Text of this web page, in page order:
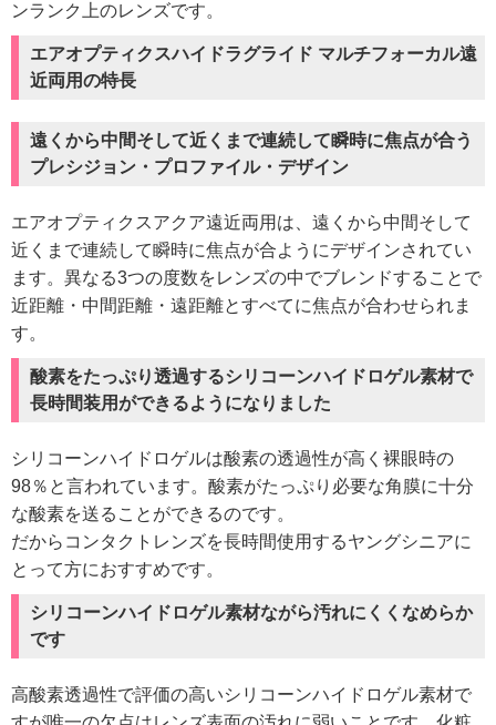
ンランク上のレンズです。
エアオプティクスハイドラグライド マルチフォーカル遠
近両用の特長
遠くから中間そして近くまで連続して瞬時に焦点が合う
プレシジョン・プロファイル・デザイン
エアオプティクスアクア遠近両用は、遠くから中間そして
近くまで連続して瞬時に焦点が合ようにデザインされてい
ます。異なる3つの度数をレンズの中でブレンドすることで
近距離・中間距離・遠距離とすべてに焦点が合わせられま
す。
酸素をたっぷり透過するシリコーンハイドロゲル素材で
長時間装用ができるようになりました
シリコーンハイドロゲルは酸素の透過性が高く裸眼時の
98％と言われています。酸素がたっぷり必要な角膜に十分
な酸素を送ることができるのです。
だからコンタクトレンズを長時間使用するヤングシニアに
とって方におすすめです。
シリコーンハイドロゲル素材ながら汚れにくくなめらか
です
高酸素透過性で評価の高いシリコーンハイドロゲル素材で